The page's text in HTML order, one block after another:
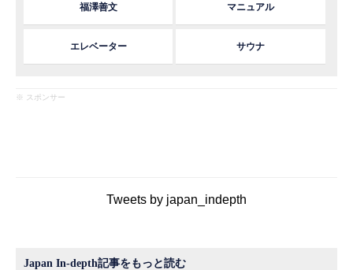
福澤善文 マニュアル
エレベーター サウナ
※ スポンサー
Tweets by japan_indepth
Japan In-depth記事をもっと読む